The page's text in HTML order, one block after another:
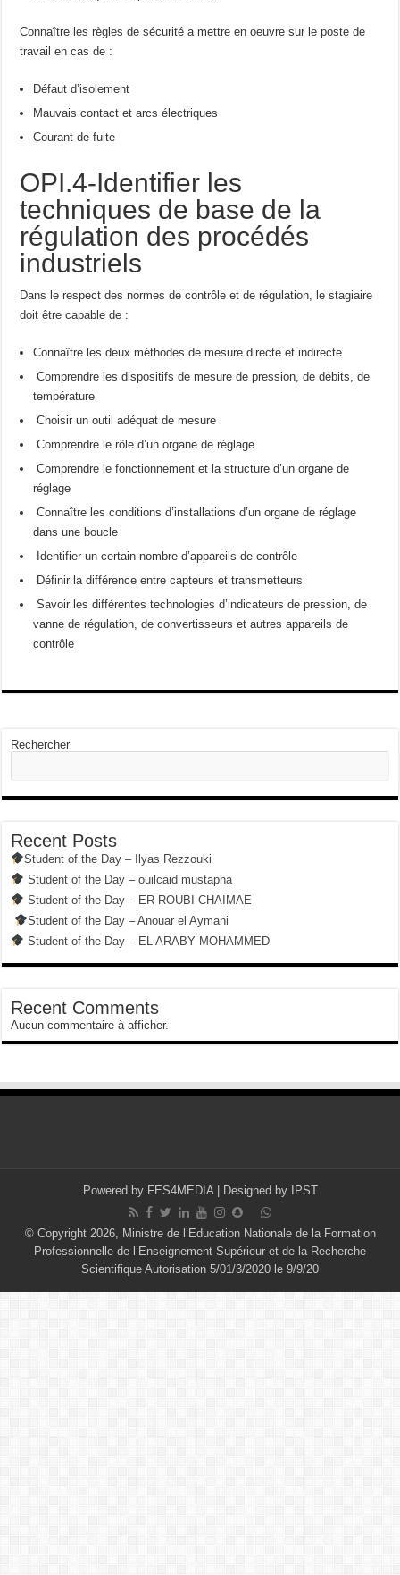
Connaître les règles de sécurité a mettre en oeuvre sur le poste de
travail en cas de :
Défaut d’isolement
Mauvais contact et arcs électriques
Courant de fuite
OPI.4-Identifier les
techniques de base de la
régulation des procédés
industriels
Dans le respect des normes de contrôle et de régulation, le stagiaire
doit être capable de :
Connaître les deux méthodes de mesure directe et indirecte
Comprendre les dispositifs de mesure de pression, de débits, de
température
Choisir un outil adéquat de mesure
Comprendre le rôle d’un organe de réglage
Comprendre le fonctionnement et la structure d’un organe de
réglage
Connaître les conditions d’installations d’un organe de réglage
dans une boucle
Identifier un certain nombre d’appareils de contrôle
Définir la différence entre capteurs et transmetteurs
Savoir les différentes technologies d’indicateurs de pression, de
vanne de régulation, de convertisseurs et autres appareils de
contrôle
Rechercher
Recent Posts
Student of the Day – Ilyas Rezzouki
Student of the Day – ouilcaid mustapha
Student of the Day – ER ROUBI CHAIMAE
Student of the Day – Anouar el Aymani
Student of the Day – EL ARABY MOHAMMED
Recent Comments
Aucun commentaire à afficher.
Powered by FES4MEDIA| Designed by IPST
© Copyright 2026, Ministre de l’Education Nationale de la Formation
Professionnelle de l’Enseignement Supérieur et de la Recherche
Scientifique Autorisation 5/01/3/2020 le 9/9/20